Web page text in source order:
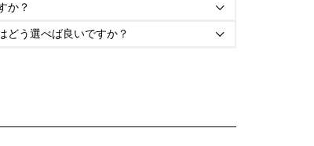
か？ 
どう選べば良いですか？ 